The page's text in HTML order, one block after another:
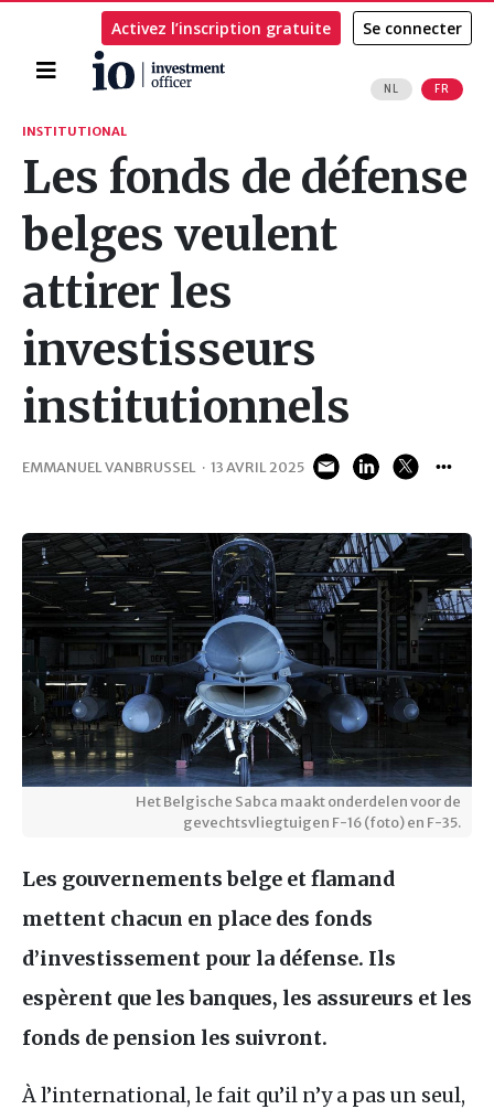
Accueil
NL FR
Activez l’inscription gratuite Se connecter
Rechercher
INSTITUTIONAL
Les fonds de défense
belges veulent
attirer les
investisseurs
institutionnels
EMMANUEL VANBRUSSEL · 13 AVRIL 2025
Het Belgische Sabca maakt onderdelen voor de
gevechtsvliegtuigen F-16 (foto) en F-35.
Les gouvernements belge et flamand
mettent chacun en place des fonds
d’investissement pour la défense. Ils
espèrent que les banques, les assureurs et les
fonds de pension les suivront.
À l’international, le fait qu’il n’y a pas un seul,